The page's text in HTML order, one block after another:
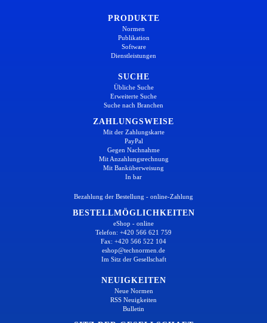
PRODUKTE
Normen
Publikation
Software
Dienstleistungen
SUCHE
Übliche Suche
Erweiterte Suche
Suche nach Branchen
ZAHLUNGSWEISE
Mit der Zahlungskarte
PayPal
Gegen Nachnahme
Mit Anzahlungsrechnung
Mit Banküberweisung
In bar
Bezahlung der Bestellung - online-Zahlung
BESTELLMÖGLICHKEITEN
eShop - online
Telefon: +420 566 621 759
Fax: +420 566 522 104
eshop@technormen.de
Im Sitz der Gesellschaft
NEUIGKEITEN
Neue Normen
RSS Neuigkeiten
Bulletin